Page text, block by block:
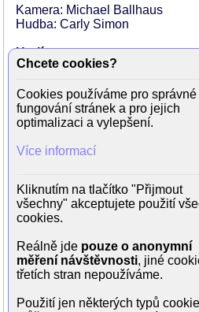
Kamera: Michael Ballhaus
Hudba: Carly Simon
Hrají:
Harrison Ford (Jack Trainer)
Melanie Griffith (Tess McGill)
Alec Baldwin (Mick Dugan)
Joan Cusack (Cyn)
Nora Dunn (Ginny)
Kevin Spacey (Bob Speck)
Robert Easton (Armbrister)
Olympia Dukakis
Jeffrey Nordling (Tim Rourke)
Elizabeth Whitcraft (Doreen
Chcete cookies?
Cookies používáme pro správné
fungování stránek a pro jejich
optimalizaci a vylepšení.
Více informací
Kliknutím na tlačítko "Přijmout
všechny" akceptujete použití
cookies.
Reálně jde pouze o anonymní
měření návštěvnosti, jiné
třetích stran nepoužíváme.
Použití jen některých typů